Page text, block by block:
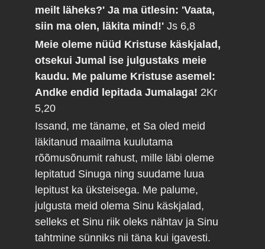
meilt läheks?' Ja ma ütlesin: 'Vaata,
siin ma olen, läkita mind!'Js 6,8
Meie oleme nüüd Kristuse käskjalad,
otsekui Jumal ise julgustaks meie
kaudu. Me palume Kristuse asemel:
Andke endid lepitada Jumalaga! 2Kr
5,20
Issand, me täname, et Sa oled meid
läkitanud maailma kuulutama
rõõmusõnumit rahust, mille läbi oleme
lepitatud Sinuga ning suudame luua
lepitust ka üksteisega. Me palume,
julgusta meid olema Sinu käskjalad,
selleks et Sinu riik oleks nähtav ja Sinu
tahtmine sünniks nii täna kui igavesti.